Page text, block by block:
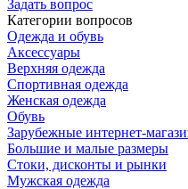
Задать вопрос
Категории вопросов
Одежда и обувь
Аксессуары
Верхняя одежда
Спортивная одежда
Женская одежда
Обувь
Зарубежные интернет-
Большие и малые размеры
Стоки, дисконты и рынки
Мужская одежда